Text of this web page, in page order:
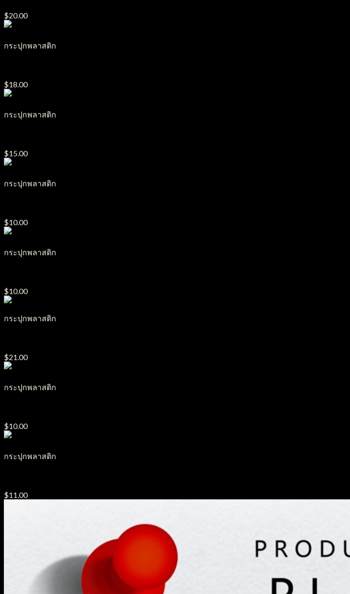
$20.00
กระปุกพลาสติก
$18.00
กระปุกพลาสติก
$15.00
กระปุกพลาสติก
$10.00
กระปุกพลาสติก
$10.00
กระปุกพลาสติก
$21.00
กระปุกพลาสติก
$10.00
กระปุกพลาสติก
$11.00